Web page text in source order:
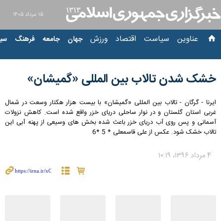
۱۵ مرداد ۱۴۰۵
عناوین‌ سیاست اقتصاد ورزش جهان جامعه فرهنگ
خشک شدن تالاب بین المللی «گمیشان»
ایرنا - گرگان - تالاب بین المللی «گمیشان» با بیست هزار هکتار وسعت در شمال
غربی استان گلستان و در نوار ساحلی دریای خزر واقع شده است. کاهش نزولات
آسمانی و پس روی آب دریای خزر باعث شده بخش های وسیعی از پهنه آبی این
تالاب خشک شود. عکس از علی قاسمعلی * 5 *6
۴ مرداد ۱۳۹۶، ۱۰:۱۹